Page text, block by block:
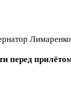
перед